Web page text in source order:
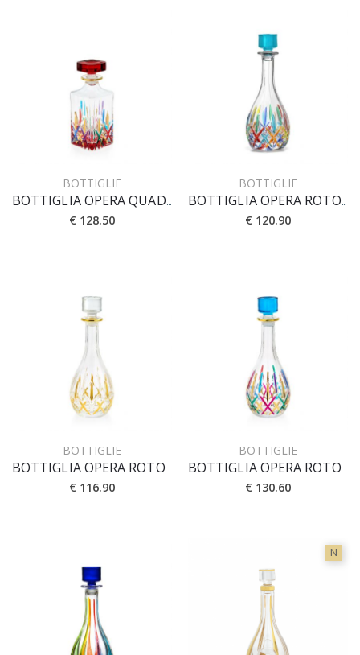
BOTTIGLIE
BOTTIGLIA OPERA QUADRA CL 75 [PRESTIGE]
€ 128.50
BOTTIGLIE
BOTTIGLIA OPERA ROTONDA CL 90
€ 120.90
BOTTIGLIE
BOTTIGLIA OPERA ROTONDA CL 90 [CRYSTAL]
€ 116.90
BOTTIGLIE
BOTTIGLIA OPERA ROTONDA CL 90 [PRESTIGE]
€ 130.60
N